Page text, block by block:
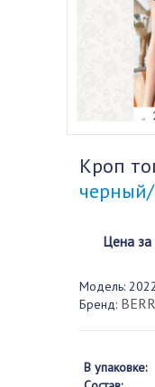
Кроп
черный/
Цена за
Модель: 2022
Бренд:
В упаковке: